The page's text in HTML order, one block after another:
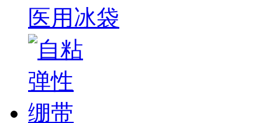
医用冰袋